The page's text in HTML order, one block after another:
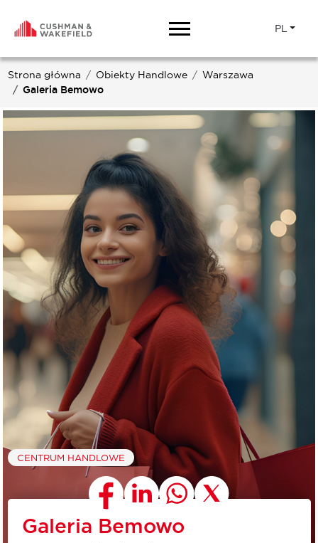
PL
Strona główna Obiekty Handlowe
Warszawa
Galeria Bemowo
CENTRUM HANDLOWE
Galeria Bemowo